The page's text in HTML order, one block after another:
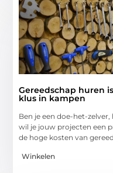
Gereedschap huren
klus in kampen
Ben je een doe-het-
wil je jouw projecten een
de hoge kosten van
Winkelen